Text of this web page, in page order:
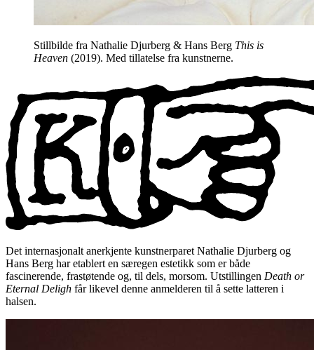
Stillbilde fra Nathalie Djurberg & Hans Berg This is
Heaven (2019). Med tillatelse fra kunstnerne.
Det internasjonalt anerkjente kunstnerparet Nathalie Djurberg og
Hans Berg har etablert en særegen estetikk som er både
fascinerende, frastøtende og, til dels, morsom. Utstillingen Death or
Eternal Deligh får likevel denne anmelderen til å sette latteren i
halsen.